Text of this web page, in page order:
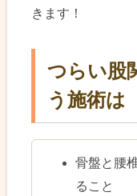
きます！
つらい股
う施術は
骨盤と腰
ること